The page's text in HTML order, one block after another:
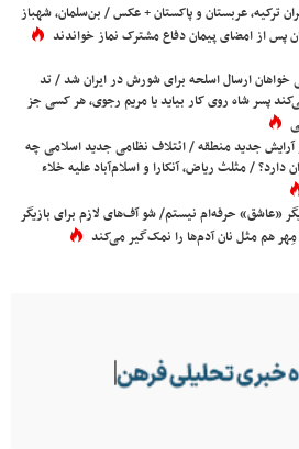
ترکیه، عربستان و پاکستان + عکس / بن‌سلمان، شهباز
پس از امضای پیمان دفاع مشترک نماز خواندند
خواهان ارسال اسلحه برای شورش در ایران شد / تد
پسر شاه روی کار بیاید یا مریم رجوی، هر کسی جز
آرایش جدید منطقه / ائتلاف نظامی جدید اسلامی چه
دارد؟ / مثلث ریاض، آنکارا و اسلام‌آباد علیه خلاء
«عاشق» حرفه‌ام نیستم/ شو آف‌های لازم برای بازیگر
مِهر هم مثل نان آدم‌ها را نمک‌گیر می‌کند